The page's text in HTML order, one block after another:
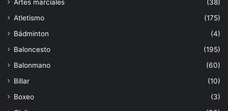
Artes marciales
(38)
Atletismo
(175)
Bádminton
(4)
Baloncesto
(195)
Balonmano
(60)
Billar
(10)
Boxeo
(3)